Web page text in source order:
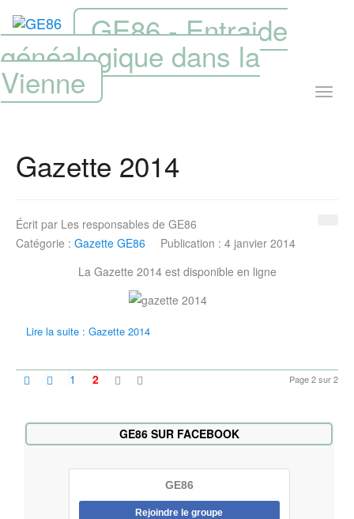
GE86 - Entraide
généalogique dans la
Vienne
Gazette 2014
Écrit par Les responsables de GE86
Catégorie : Gazette GE86
Publication : 4 janvier 2014
La Gazette 2014 est disponible en ligne
Lire la suite : Gazette 2014
Page 2 sur 2
1 2
GE86 SUR FACEBOOK
GE86
Rejoindre le groupe